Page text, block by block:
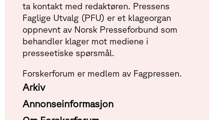
ta kontakt med redaktøren. Pressens
Faglige Utvalg (PFU) er et klageorgan
oppnevnt av Norsk Presseforbund som
behandler klager mot mediene i
presseetiske spørsmål.
Forskerforum er medlem av Fagpressen.
Arkiv
Annonseinformasjon